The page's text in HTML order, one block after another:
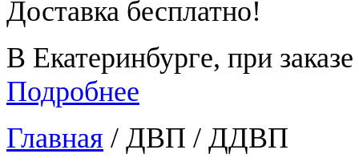
Доставка бесплатно!
В Екатеринбурге, при
Подробнее
Главная / ДВП / ДДВП